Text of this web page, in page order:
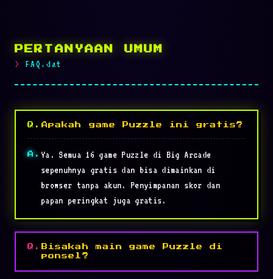
PERTANYAAN UMUM
FAQ.dat
Apakah game Puzzle ini gratis?
Ya. Semua 16 game Puzzle di Big Arcade
sepenuhnya gratis dan bisa dimainkan di
browser tanpa akun. Penyimpanan skor dan
papan peringkat juga gratis.
Bisakah main game Puzzle di
ponsel?